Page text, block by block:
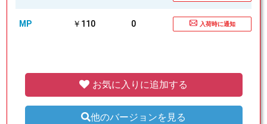
MP ￥110 0 入荷時に通知
お気に入りに追加する
他のバージョンを見る